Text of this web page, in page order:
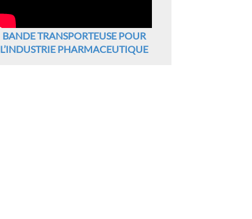
BANDE TRANSPORTEUSE POUR
L’INDUSTRIE PHARMACEUTIQUE